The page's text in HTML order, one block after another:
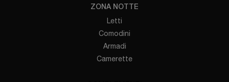
ZONA NOTTE
Letti
Comodini
Armadi
Camerette